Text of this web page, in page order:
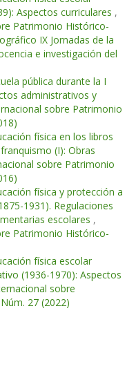
Aspectos curriculares ,
Patrimonio Histórico-
IX Jornadas de la
e investigación del
pública durante la I
administrativos y
sobre Patrimonio
física en los libros
(I): Obras
sobre Patrimonio
física y protección a
1931). Regulaciones
escolares ,
Patrimonio Histórico-
física escolar
(1936-1970): Aspectos
sobre
27 (2022)